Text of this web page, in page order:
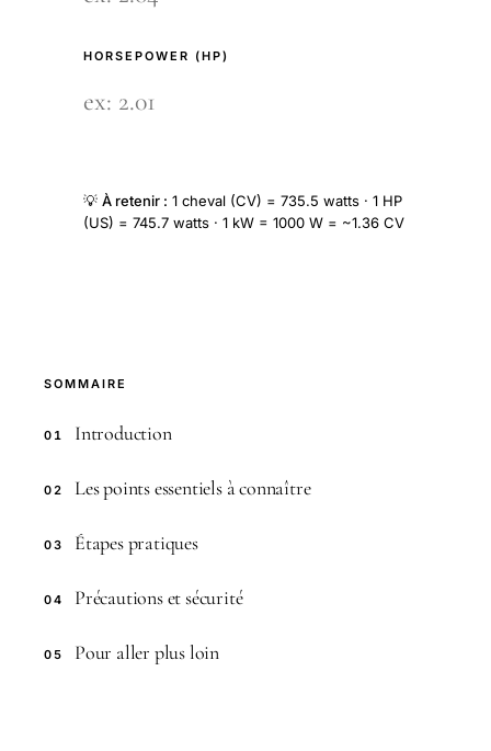
HORSEPOWER (HP)
💡 À retenir : 1 cheval (CV) = 735.5 watts · 1 HP
(US) = 745.7 watts · 1 kW = 1000 W = ~1.36 CV
SOMMAIRE
01 Introduction
02 Les points essentiels à connaître
03 Étapes pratiques
04 Précautions et sécurité
05 Pour aller plus loin